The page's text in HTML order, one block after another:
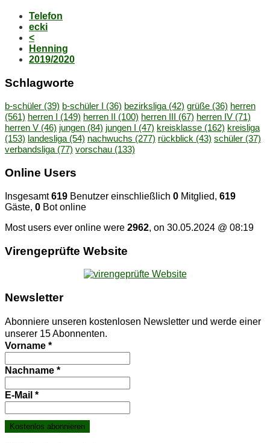
Telefon
ecki
<
Henning
2019/2020
Schlag­wor­te
b-schüler (39) b-schüler I (36) bezirksliga(42) grüße (36) herren
(561) herren I (149) herren II (100) herren III (67) herren IV (71)
herren V (46) jungen (84) jungen I (47) kreisklasse (162) kreisliga
(153) landesliga(54) nachwuchs (277) rückblick (43) schüler (37)
verbandsliga(77) vorschau (133)
On­line Users
Insgesamt619 Benutzer einschließlich 0 Mitglied, 619
Gäste, 0 Bot online
Most users ever online were 2962, on 30.05.2024 @ 08:19
Vi­ren­ge­prüf­te Website
News­let­ter
Abonniere unseren kostenlosen Newsletter und werde einer
unserer 15 Abonnenten.
Vorname *
Nachname *
E-Mail *